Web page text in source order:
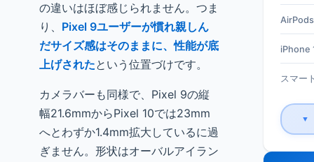
の違いはほぼ感じられません。つま
り、 Pixel 9ユーザーが慣れ親しん
だサイズ感はそのままに、性能が底
上げされたという位置づけです。
カメラバーも同様で、Pixel 9の縦
幅21.6mmからPixel 10では23mm
へとわずか1.4mm拡大しているに過
ぎません。形状はオーバルアイラン
iPhone
スマー
▼